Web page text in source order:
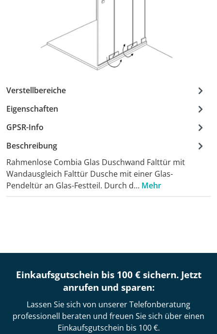
Verstellbereiche
Eigenschaften
GPSR-Info
Beschreibung
Rahmenlose Combia Glas Duschwand Falttür mit
Wandausgleich Falttür Dusche mit einer Glas-
Pendeltür an Glas-Festteil. Durch d… Mehr
Einkaufsgutschein bis 100 € sichern. Jetzt
anrufen und sparen:
Lassen Sie sich von unserer Telefonberatung
professionell beraten und freuen Sie sich über einen
Einkaufsgutschein bis 100 €.